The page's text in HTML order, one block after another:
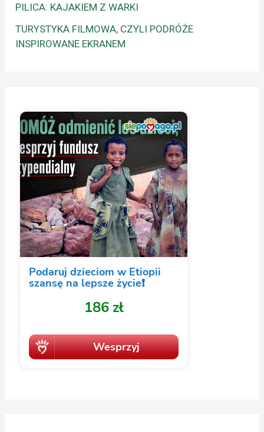
PILICA: KAJAKIEM Z WARKI
TURYSTYKA FILMOWA, CZYLI PODRÓŻE
INSPIROWANE EKRANEM